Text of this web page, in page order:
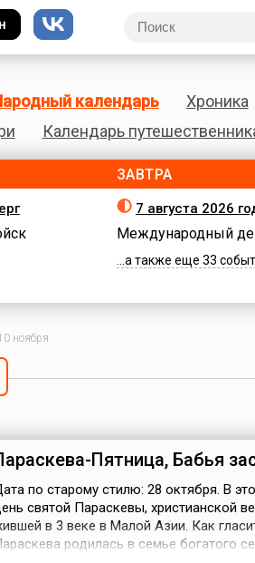
календарь Хроника
Календарь
ЗАВТРА
7 августа 2026
Международный
...а также еще 33
ноября
Пятница, Бабья
по старому стилю: 28 октября. В
святой Параскевы, христианской
в 3 веке в Малой Азии. Как
родилась в семье богатого